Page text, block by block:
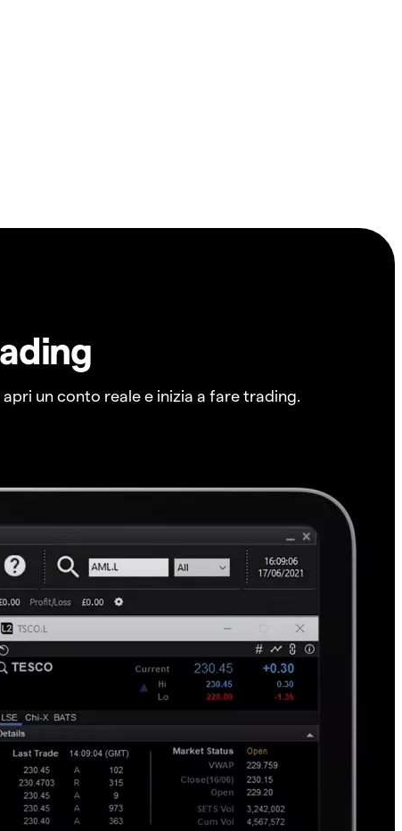
un conto reale e inizia a fare trading.